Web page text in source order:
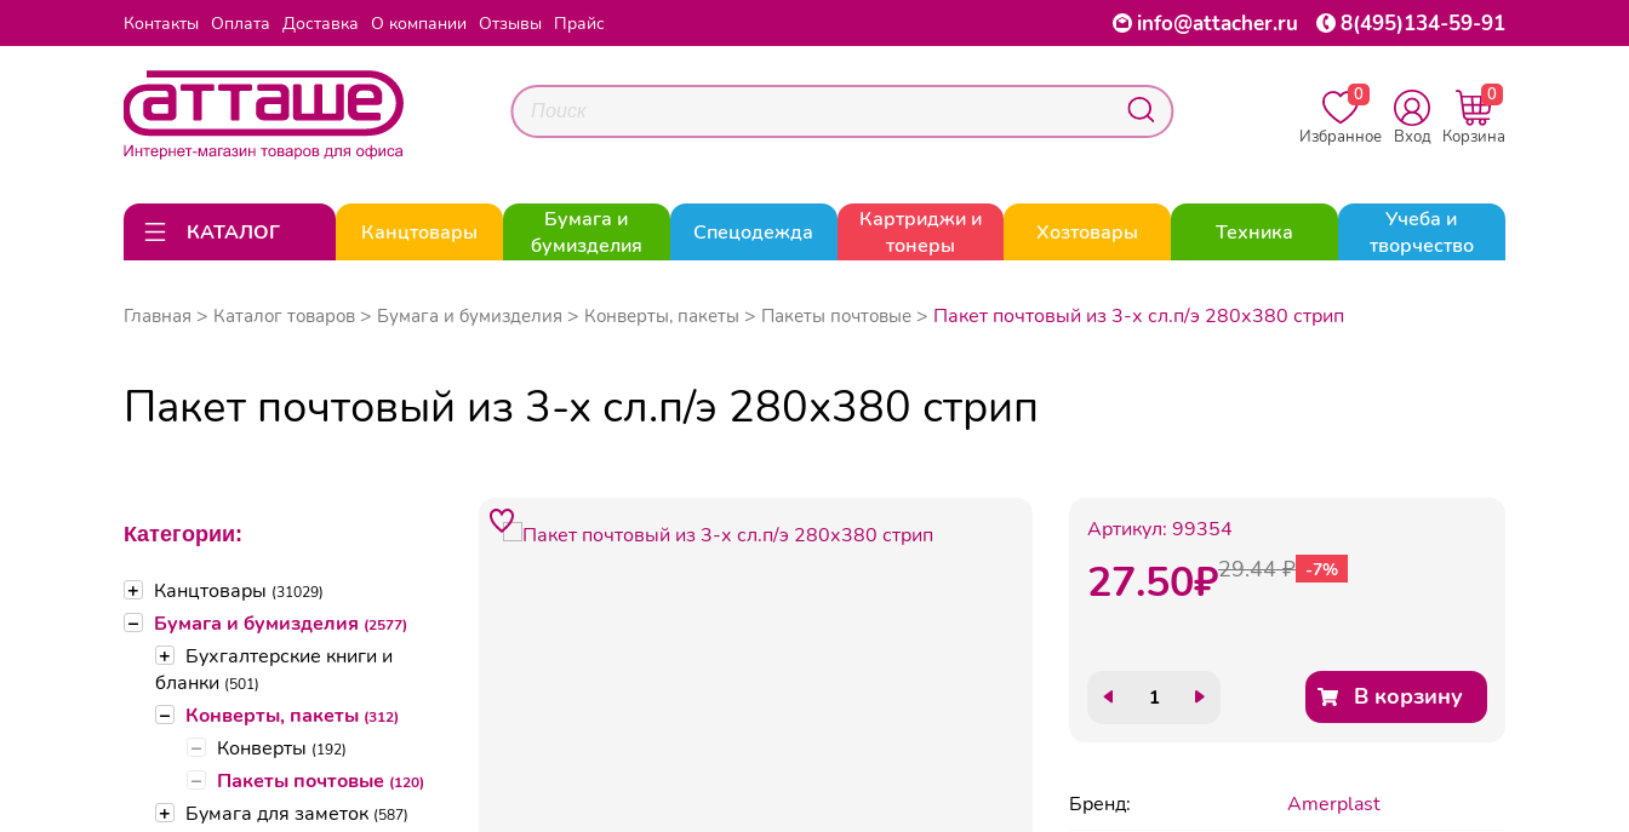
Контакты Оплата Доставка О компании Отзывы Прайс info@attacher.ru 8(495)134-59-91
0
Избранное
Вход
0
Корзина
КАТАЛОГ Канцтовары
Бумага и
бумизделия
Спецодежда
Картриджи и
тонеры
Хозтовары Техника
Учеба и
творчество
Главная Каталог товаров Бумага и бумизделия Конверты, пакеты Пакеты почтовые Пакет почтовый из 3-х сл.п/э 280х380 стрип
Категории:
+ Канцтовары (31029)
– Бумага и бумизделия (2577)
+
Бухгалтерские книги и
бланки (501)
– Конверты, пакеты (312)
– Конверты (192)
– Пакеты почтовые (120)
+ Бумага для заметок (587)
Пакет почтовый из 3-х сл.п/э 280х380 стрип
Артикул: 99354
27.50₽29.44 ₽ -7%
В корзину
Бренд:
Amerplast